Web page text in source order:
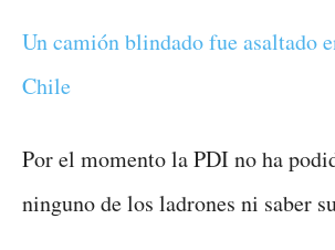
Un camión blindado fue asaltado
Chile
Por el momento la PDI no ha
ninguno de los ladrones ni saber